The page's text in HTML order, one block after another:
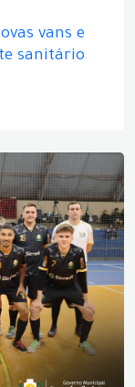
vans e
sanitário